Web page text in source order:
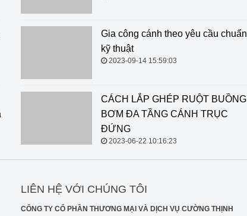
Gia công cánh theo yêu cầu chuẩn kỹ thuật
CÁCH LẮP GHÉP RUỘT BUỒNG
BƠM ĐA TẦNG CÁNH TRỤC
ĐỨNG
2023-06-22 10:16:23
LIÊN HỆ VỚI CHÚNG TÔI
CÔNG TY CỔ PHẦN THƯƠNG MẠI VÀ DỊCH VỤ CƯỜNG THỊNH